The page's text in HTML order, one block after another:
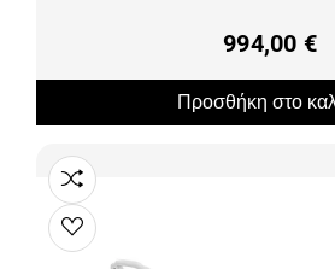
994,00 €
Προσθήκη στο